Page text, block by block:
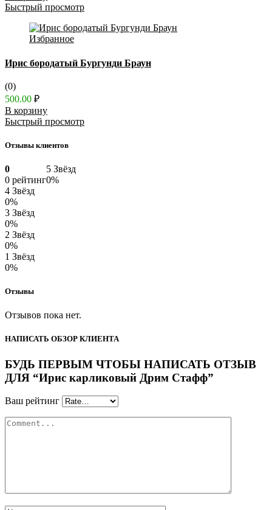
Быстрый просмотр
Избранное
Ирис бородатый Бургунди Браун
(0)
500.00 ₽
В корзину
Быстрый просмотр
Отзывы клиентов
0
0 рейтинг
5 Звёзд
0%
4 Звёзд
0%
3 Звёзд
0%
2 Звёзд
0%
1 Звёзд
0%
Отзывы
Отзывов пока нет.
НАПИСАТЬ ОБЗОР КЛИЕНТА
БУДЬ ПЕРВЫМ ЧТОБЫ НАПИСАТЬ ОТЗЫВ
ДЛЯ “Ирис карликовый Дрим Стафф”
Ваш рейтинг